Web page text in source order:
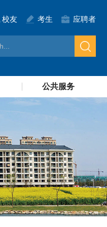
校友 考生 应聘者
公共服务